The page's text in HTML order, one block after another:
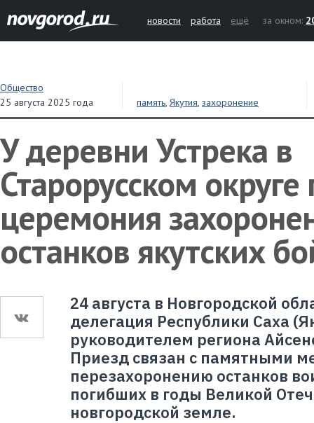
новости работа ещё за окном:
Общество
25 августа 2025 года
память, Якутия, захоронение
У деревни Устрека в
Старорусском
церемония
останков якутских
24 августа в Новгородской
делегация Республики Саха
руководителем региона
Приезд связан с памятными
перезахоронению останков
погибших в годы Великой
новгородской земле.